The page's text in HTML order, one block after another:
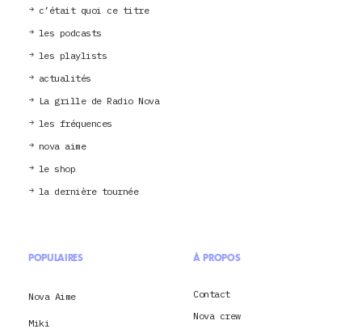
c’était quoi ce titre
les podcasts
les playlists
actualités
La grille de Radio Nova
les fréquences
nova aime
le shop
la dernière tournée
POPULAIRES
Nova Aime
Miki
À PROPOS
Contact
Nova crew